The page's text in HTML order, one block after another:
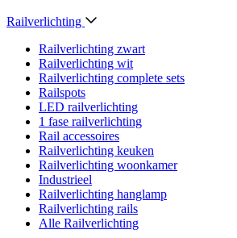
Railverlichting
Railverlichting zwart
Railverlichting wit
Railverlichting complete sets
Railspots
LED railverlichting
1 fase railverlichting
Rail accessoires
Railverlichting keuken
Railverlichting woonkamer
Industrieel
Railverlichting hanglamp
Railverlichting rails
Alle Railverlichting